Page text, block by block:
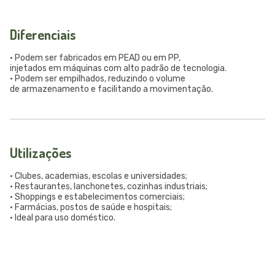
Diferenciais
• Podem ser fabricados em PEAD ou em PP,
injetados em máquinas com alto padrão de tecnologia.
• Podem ser empilhados, reduzindo o volume
de armazenamento e facilitando a movimentação.
Utilizações
• Clubes, academias, escolas e universidades;
• Restaurantes, lanchonetes, cozinhas industriais;
• Shoppings e estabelecimentos comerciais;
• Farmácias, postos de saúde e hospitais;
• Ideal para uso doméstico.